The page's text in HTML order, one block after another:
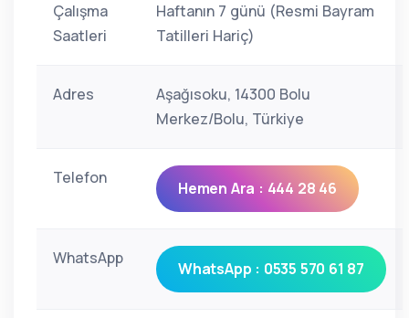
Çalışma
Saatleri
Haftanın 7 günü (Resmi Bayram
Tatilleri Hariç)
Adres
Aşağısoku, 14300 Bolu
Merkez/Bolu, Türkiye
Telefon
Hemen Ara : 444 28 46
WhatsApp
WhatsApp : 0535 570 61 87